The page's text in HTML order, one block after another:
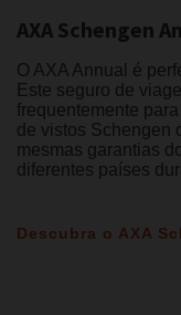
AXA Schengen
O AXA Annual é
Este seguro de
frequentemente
de vistos Schengen
mesmas garantias
diferentes países
Descubra o AXA